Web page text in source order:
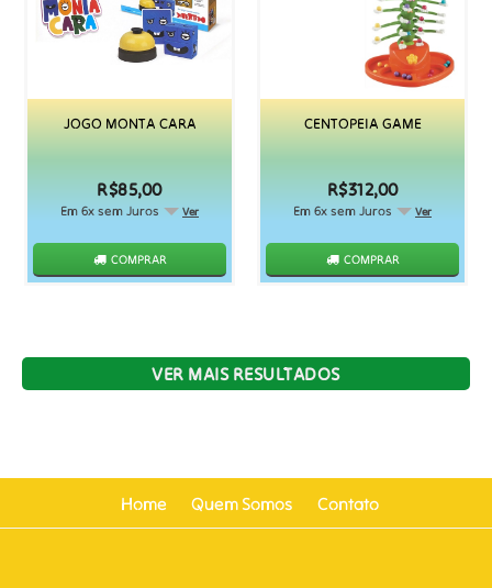
JOGO MONTA CARA
R$85,00
Em 6x sem Juros Ver
COMPRAR
CENTOPEIA GAME
R$312,00
Em 6x sem Juros Ver
COMPRAR
VER MAIS RESULTADOS
Home Quem Somos Contato